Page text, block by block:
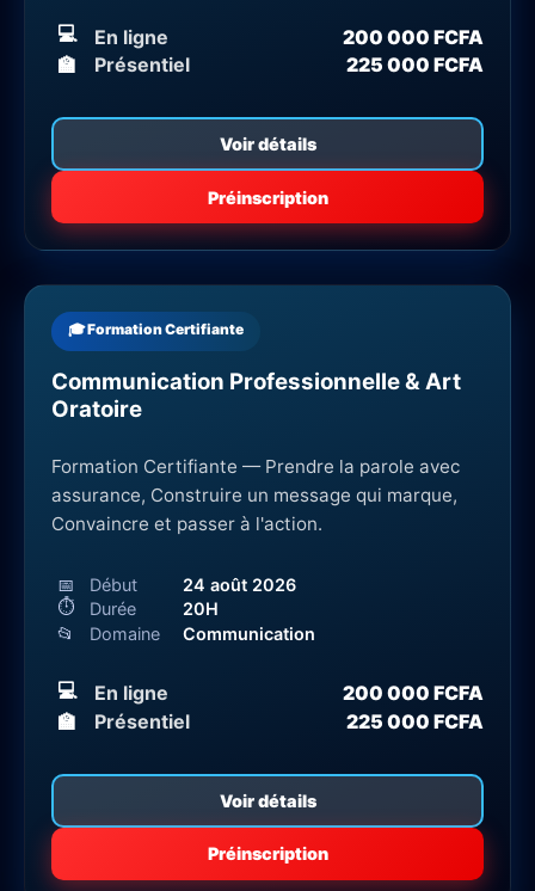
💻 En ligne
200 000 FCFA
🏫
Présentiel 225 000 FCFA
Voir détails
Préinscription
🎓 Formation Certifiante
Communication Professionnelle & Art
Oratoire
Formation Certifiante — Prendre la parole avec
assurance, Construire un message qui marque,
Convaincre et passer à l'action.
📅 Début
24 août 2026
⏱
Durée
20H
📂
Domaine Communication
💻 En ligne
200 000 FCFA
🏫
Présentiel 225 000 FCFA
Voir détails
Préinscription